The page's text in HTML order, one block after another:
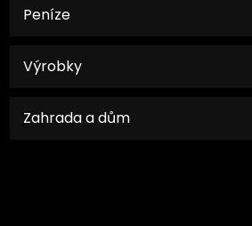
Peníze
Výrobky
Zahrada a dům